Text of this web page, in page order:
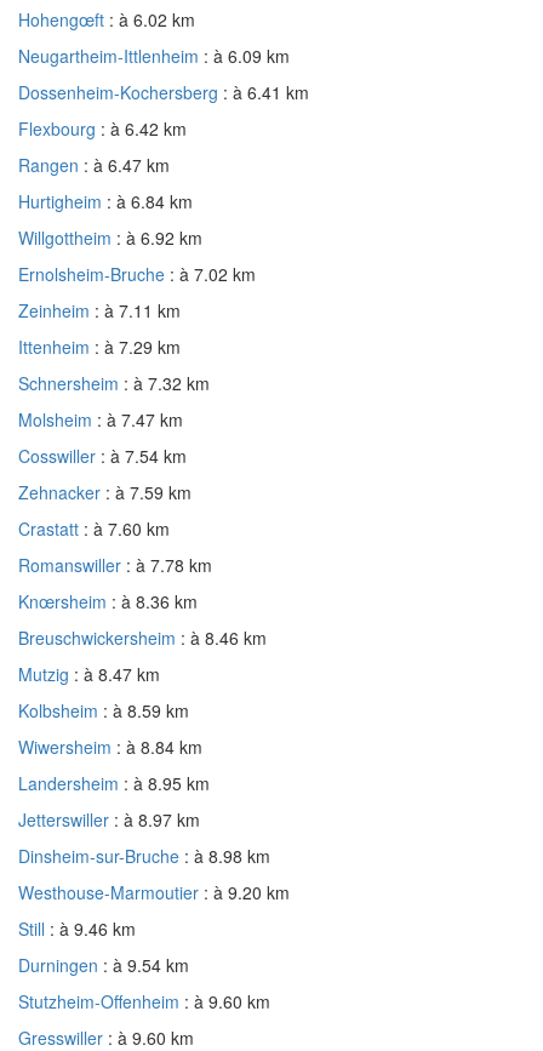
Hohengœft : à 6.02 km
Neugartheim-Ittlenheim : à 6.09 km
Dossenheim-Kochersberg : à 6.41 km
Flexbourg : à 6.42 km
Rangen : à 6.47 km
Hurtigheim : à 6.84 km
Willgottheim : à 6.92 km
Ernolsheim-Bruche : à 7.02 km
Zeinheim : à 7.11 km
Ittenheim : à 7.29 km
Schnersheim : à 7.32 km
Molsheim : à 7.47 km
Cosswiller : à 7.54 km
Zehnacker : à 7.59 km
Crastatt : à 7.60 km
Romanswiller : à 7.78 km
Knœrsheim : à 8.36 km
Breuschwickersheim : à 8.46 km
Mutzig : à 8.47 km
Kolbsheim : à 8.59 km
Wiwersheim : à 8.84 km
Landersheim : à 8.95 km
Jetterswiller : à 8.97 km
Dinsheim-sur-Bruche : à 8.98 km
Westhouse-Marmoutier : à 9.20 km
Still : à 9.46 km
Durningen : à 9.54 km
Stutzheim-Offenheim : à 9.60 km
Gresswiller : à 9.60 km